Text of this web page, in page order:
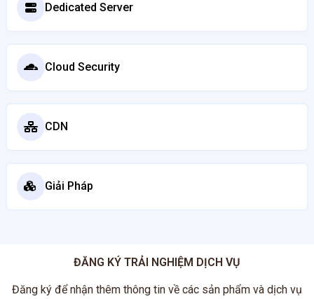
Dedicated Server
Cloud Security
CDN
Giải Pháp
ĐĂNG KÝ TRẢI NGHIỆM DỊCH VỤ
Đăng ký để nhận thêm thông tin về các sản phẩm và dịch vụ